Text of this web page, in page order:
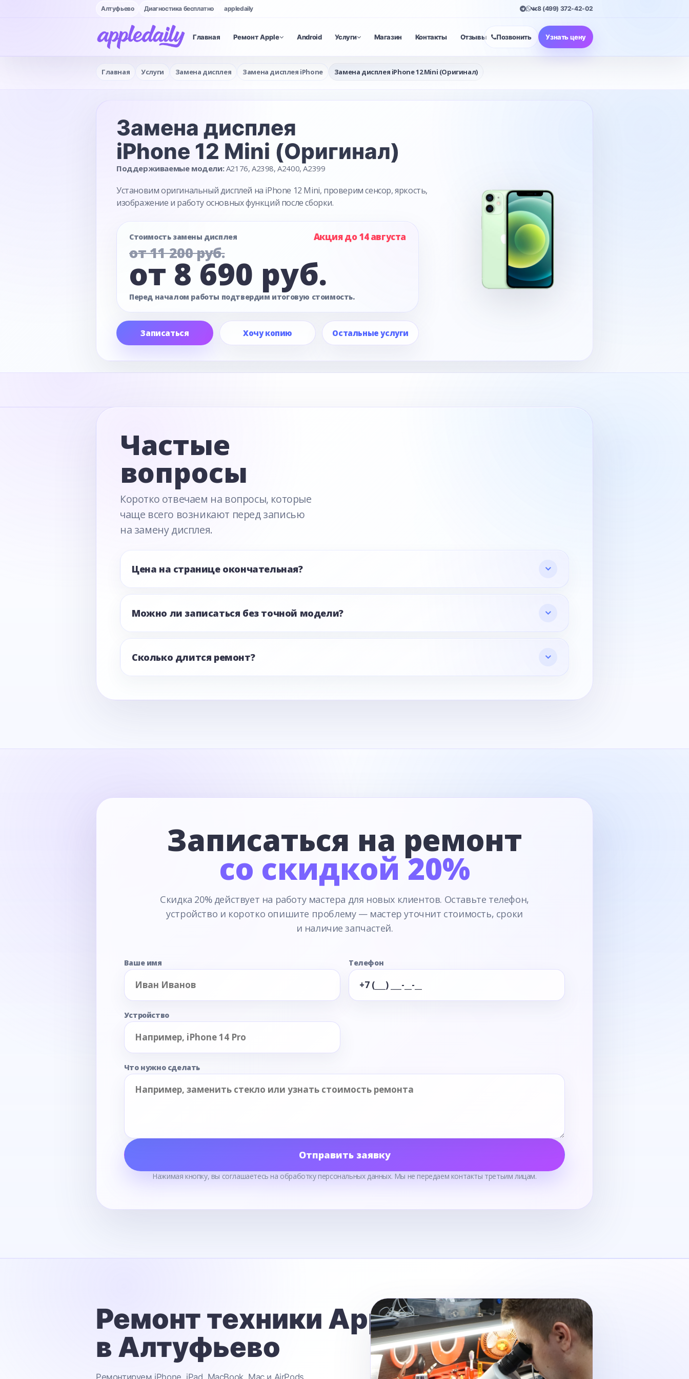
Алтуфьево Диагностика бесплатно appledaily 8 (499) 372-42-02
Главная Ремонт Apple Android Услуги Магазин Контакты Отзывы Позвонить Узнать цену
Главная Услуги Замена дисплея Замена дисплея iPhone Замена дисплея iPhone 12 Mini (Оригинал)
Замена дисплея
iPhone 12 Mini (Оригинал)
Поддерживаемые модели:A2176, A2398, A2400, A2399
Установим оригинальный дисплей на iPhone 12 Mini, проверим сенсор, яркость,
изображение и работу основных функций после сборки.
Стоимость замены дисплея Акция до 14 августа
от 11 200 руб.
от 8 690 руб.
Перед началом работы подтвердим итоговую стоимость.
Записаться Хочу копию Остальные услуги
Частые
вопросы
Коротко отвечаем на вопросы, которые
чаще всего возникают перед записью
на замену дисплея.
Цена на странице окончательная?
Можно ли записаться без точной модели?
Сколько длится ремонт?
Записаться на ремонт
со скидкой 20%
Скидка 20% действует на работу мастера для новых клиентов. Оставьте телефон,
устройство и коротко опишите проблему — мастер уточнит стоимость, сроки
и наличие запчастей.
Ваше имя Телефон
Устройство
Что нужно сделать
Отправить заявку
Нажимая кнопку, вы соглашаетесь на обработку персональных данных. Мы не передаем контакты третьим лицам.
Ремонт техники Apple
в Алтуфьево
Ремонтируем iPhone, iPad, MacBook, Mac и AirPods